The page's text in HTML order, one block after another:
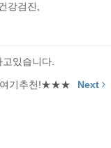
강검진
있습니다.
여기추천!★★★ Next